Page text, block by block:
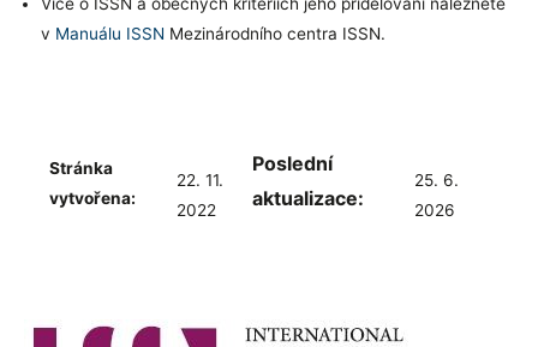
v Manuálu ISSN Mezinárodního centra ISSN.
Stránka
vytvořena:
22. 11.
2022
Poslední
aktualizace:
25. 6.
2026